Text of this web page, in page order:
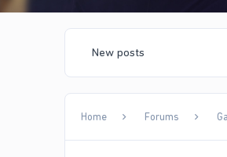
New posts
Home Forums